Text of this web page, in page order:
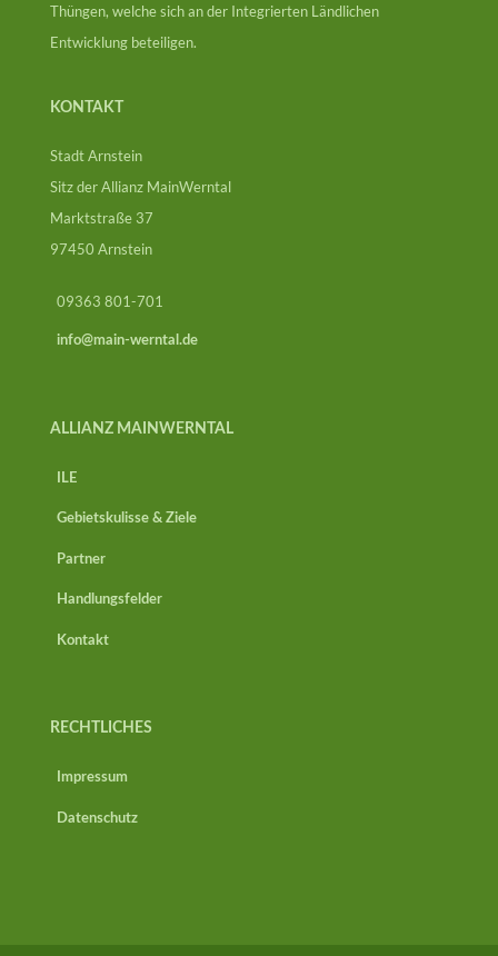
Thüngen, welche sich an der Integrierten Ländlichen
Entwicklung beteiligen.
KONTAKT
Stadt Arnstein
Sitz der Allianz MainWerntal
Marktstraße 37
97450 Arnstein
09363 801-701
info@main-werntal.de
ALLIANZ MAINWERNTAL
ILE
Gebietskulisse & Ziele
Partner
Handlungsfelder
Kontakt
RECHTLICHES
Impressum
Datenschutz